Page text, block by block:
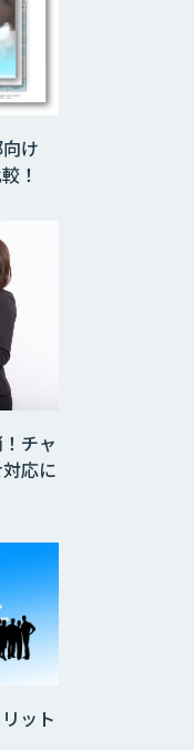
け
！
チャ
応に
ット